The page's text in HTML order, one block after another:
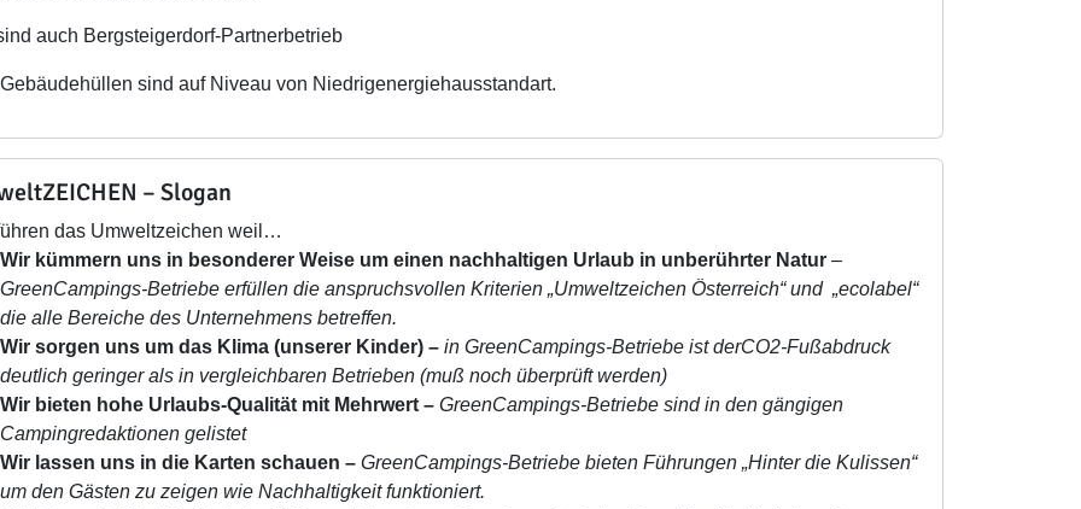
auch Bergsteigerdorf-Partnerbetrieb
sind auf Niveau von Niedrigenergiehausstandart.
– Slogan
das Umweltzeichen weil…
Wir kümmern uns in besonderer Weise um einen nachhaltigen Urlaub in unberührter Natur –
GreenCampings-Betriebe erfüllen die anspruchsvollen Kriterien „Umweltzeichen Österreich“ und „ecolabel“
die alle Bereiche des Unternehmens betreffen.
Wir sorgen uns um das Klima (unserer Kinder) – in GreenCampings-Betriebe ist derCO2-Fußabdruck
deutlich geringer als in vergleichbaren Betrieben (muß noch überprüft werden)
Wir bieten hohe Urlaubs-Qualität mit Mehrwert – GreenCampings-Betriebe sind in den gängigen
Campingredaktionen gelistet
Wir lassen uns in die Karten schauen – GreenCampings-Betriebe bieten Führungen „Hinter die Kulissen“
um den Gästen zu zeigen wie Nachhaltigkeit funktioniert.